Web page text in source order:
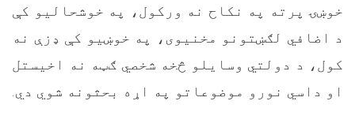
خوښۍ پرته په نکاح نه ورکول، په خوشحالیو کې
د اضافي لګښتونو مخنیوی، په خوښیو کې ډزې نه
کول، د دولتي وسایلو څخه شخصي ګټه نه اخیستل
او داسي نورو موضوعاتو په اړه بحثونه شوي دي.